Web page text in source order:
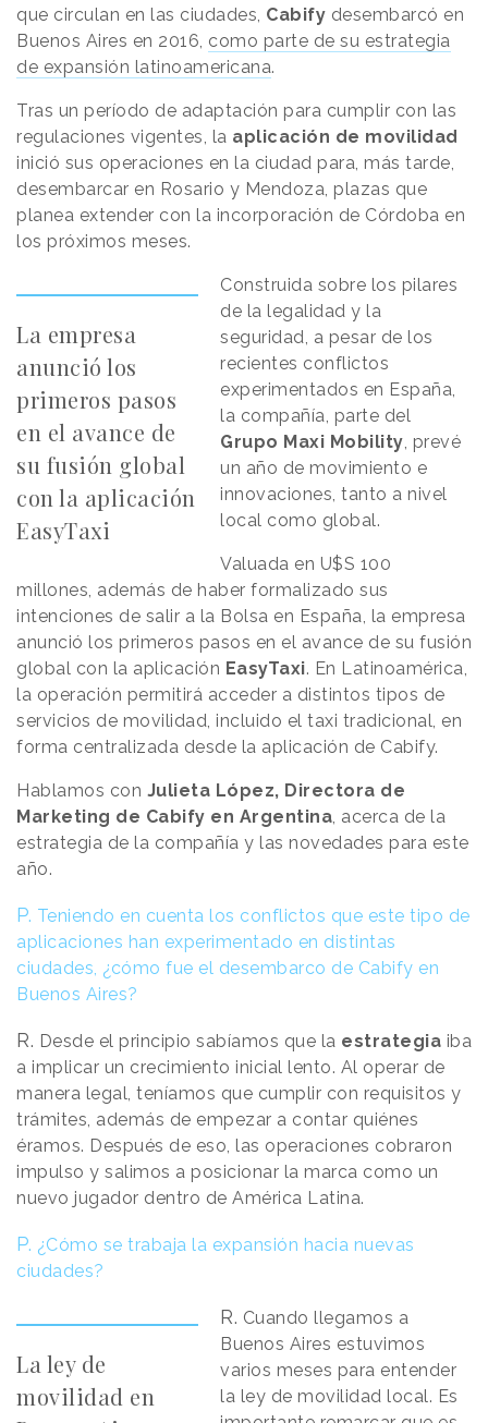
que circulan en las ciudades, Cabify desembarcó en
Buenos Aires en 2016, como parte de su estrategia
de expansión latinoamericana.
Tras un período de adaptación para cumplir con las
regulaciones vigentes, la aplicación de movilidad
inició sus operaciones en la ciudad para, más tarde,
desembarcar en Rosario y Mendoza, plazas que
planea extender con la incorporación de Córdoba en
los próximos meses.
La empresa
anunció los
primeros pasos
en el avance de
su fusión global
con la aplicación
EasyTaxi
Construida sobre los pilares
de la legalidad y la
seguridad, a pesar de los
recientes conflictos
experimentados en España,
la compañía, parte del
Grupo Maxi Mobility, prevé
un año de movimiento e
innovaciones, tanto a nivel
local como global.
Valuada en U$S 100
millones, además de haber formalizado sus
intenciones de salir a la Bolsa en España, la empresa
anunció los primeros pasos en el avance de su fusión
global con la aplicación EasyTaxi. En Latinoamérica,
la operación permitirá acceder a distintos tipos de
servicios de movilidad, incluido el taxi tradicional, en
forma centralizada desde la aplicación de Cabify.
Hablamos con Julieta López, Directora de
Marketing de Cabify en Argentina, acerca de la
estrategia de la compañía y las novedades para este
año.
P. Teniendo en cuenta los conflictos que este tipo de
aplicaciones han experimentado en distintas
ciudades, ¿cómo fue el desembarco de Cabify en
Buenos Aires?
R. Desde el principio sabíamos que la estrategia iba
a implicar un crecimiento inicial lento. Al operar de
manera legal, teníamos que cumplir con requisitos y
trámites, además de empezar a contar quiénes
éramos. Después de eso, las operaciones cobraron
impulso y salimos a posicionar la marca como un
nuevo jugador dentro de América Latina.
P. ¿Cómo se trabaja la expansión hacia nuevas
ciudades?
La ley de
movilidad en
R. Cuando llegamos a
Buenos Aires estuvimos
varios meses para entender
la ley de movilidad local. Es